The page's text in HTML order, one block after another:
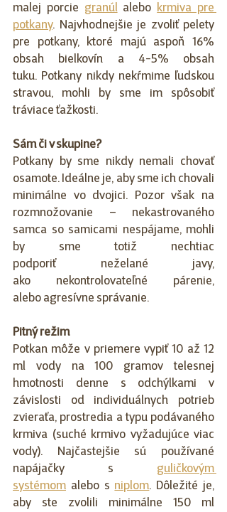
malej porcie granúl alebo
krmiva pre
potkany. Najvhodnejšie je zvoliť pelety
pre potkany, ktoré majú aspoň 16%
obsah bielkovín a 4-5% obsah
tuku. Potkany nikdy nekŕmime ľudskou
stravou, mohli by sme im spôsobiť
tráviace ťažkosti.
Sám či v skupine?
Potkany by sme nikdy nemali chovať
osamote. Ideálne je, aby sme ich chovali
minimálne vo dvojici. Pozor však na
rozmnožovanie – nekastrovaného
samca so samicami nespájame, mohli
by sme totiž nechtiac
podporiť neželané javy,
ako nekontrolovateľné párenie,
alebo agresívne správanie.
Pitný režim
Potkan môže v priemere vypiť 10 až 12
ml vody na 100 gramov telesnej
hmotnosti denne s odchýlkami v
závislosti od individuálnych potrieb
zvieraťa, prostredia a typu podávaného
krmiva (suché krmivo vyžadujúce viac
vody). Najčastejšie sú používané
napájačky s guličkovým
systémom alebo s niplom. Dôležité je,
aby ste zvolili minimálne 150 ml